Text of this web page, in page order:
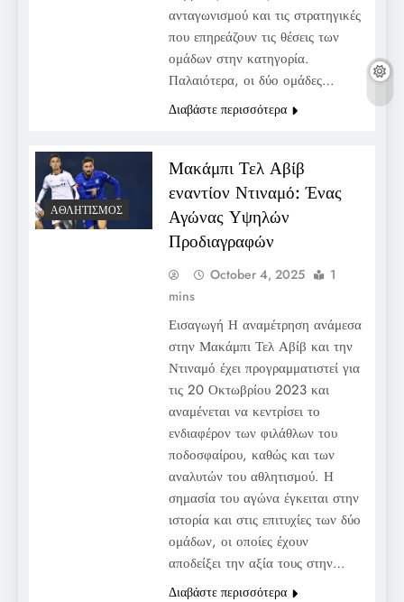
ανταγωνισμού και τις στρατηγικές
που επηρεάζουν τις θέσεις των
ομάδων στην κατηγορία.
Παλαιότερα, οι δύο ομάδες…
Διαβάστε περισσότερα
ΑΘΛΗΤΙΣΜΌΣ
Μακάμπι Τελ Αβίβ
εναντίον Ντιναμό: Ένας
Αγώνας Υψηλών
Προδιαγραφών
October 4, 2025
1
mins
Εισαγωγή Η αναμέτρηση ανάμεσα
στην Μακάμπι Τελ Αβίβ και την
Ντιναμό έχει προγραμματιστεί για
τις 20 Οκτωβρίου 2023 και
αναμένεται να κεντρίσει το
ενδιαφέρον των φιλάθλων του
ποδοσφαίρου, καθώς και των
αναλυτών του αθλητισμού. Η
σημασία του αγώνα έγκειται στην
ιστορία και στις επιτυχίες των δύο
ομάδων, οι οποίες έχουν
αποδείξει την αξία τους στην…
Διαβάστε περισσότερα